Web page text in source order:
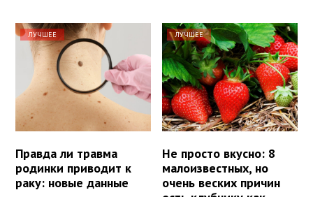
ЛУЧШЕЕ
Правда ли травма
родинки приводит к
раку: новые данные
ЛУЧШЕЕ
Не просто вкусно: 8
малоизвестных, но
очень веских причин